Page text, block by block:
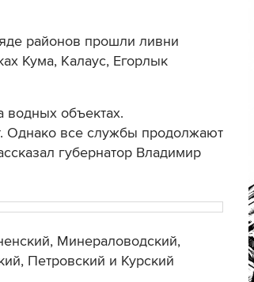
районов прошли ливни
Кума, Калаус, Егорлык
водных объектах.
Однако все службы продолжают
губернатор Владимир
Минераловодский,
Петровский и Курский